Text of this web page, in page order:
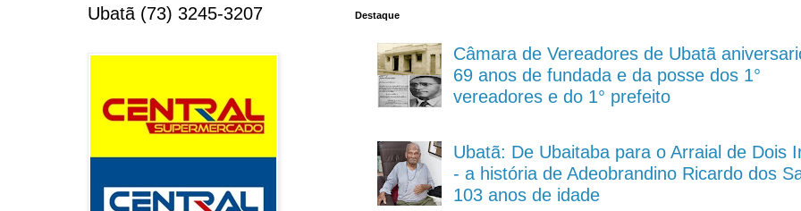
Destaque
Câmara de Vereadores de Ubatã
69 anos de fundada e da posse dos 1°
vereadores e do 1° prefeito
Ubatã: De Ubaitaba para o Arraial de Dois
- a história de Adeobrandino Ricardo dos
103 anos de idade
Ubatã (73) 3245-3207